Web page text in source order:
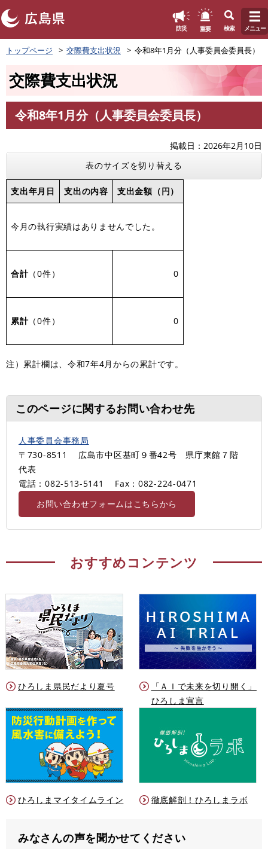
ペ
ー
頭
す
防災 重要 検索 メニュー
トップページ 交際費支出状況 令和8年1月分（人事委員会委員長）
交際費支出状況
文
令和8年1月分（人事委員会委員長）
掲載日
2026年2月10日
表のサイズを切り替える
支出年月日 支出の内容 支出金額（円）
今月の執行実績はありませんでした。
合計（0件） 0
累計（0件） 0
注）累計欄は、令和7年4月からの累計です。
このページに関するお問い合わせ先
人事委員会事務局
〒730-8511
広島市中区基町９番42号 県庁東館７階
代表
電話：082-513-5141
Fax：082-224-0471
お問い合わせフォームはこちらから
おすすめコンテンツ
ひろしま県民だより夏号
「ＡＩで未来を切り開く」
ひろしま宣言
ひろしまマイタイムライン 徹底解剖！ひろしまラボ
みなさんの声を聞かせてください